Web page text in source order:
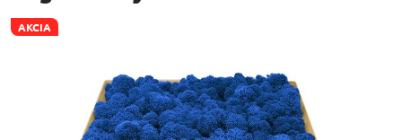
AKCIA